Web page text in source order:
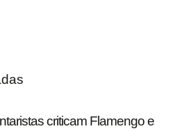
criticam Flamengo e